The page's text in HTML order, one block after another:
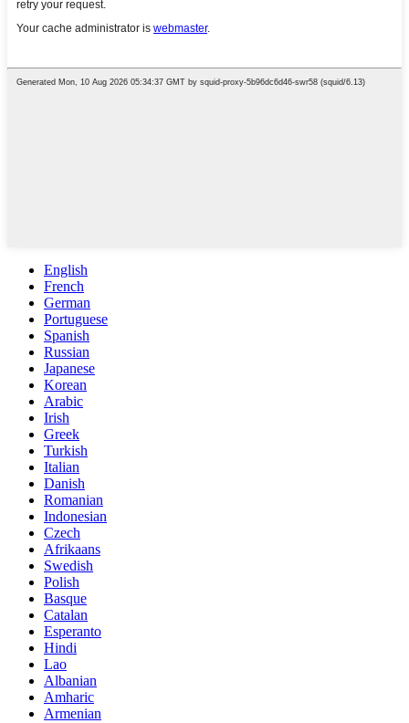
English
French
German
Portuguese
Spanish
Russian
Japanese
Korean
Arabic
Irish
Greek
Turkish
Italian
Danish
Romanian
Indonesian
Czech
Afrikaans
Swedish
Polish
Basque
Catalan
Esperanto
Hindi
Lao
Albanian
Amharic
Armenian